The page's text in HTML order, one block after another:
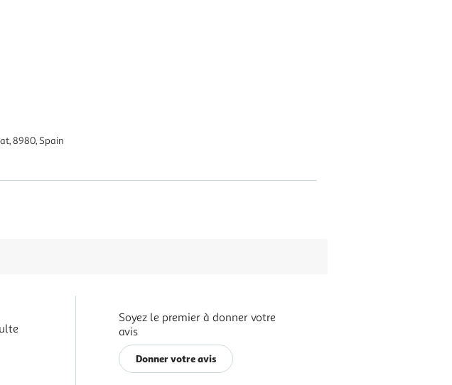
8980, Spain
Soyez le premier à donner votre
avis
Donner votre avis